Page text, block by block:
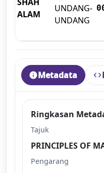
ALAM
UNDANG-
UNDANG
Ringkasan
Tajuk
PRINCIPLES OF
Pengarang
infoMetadata code